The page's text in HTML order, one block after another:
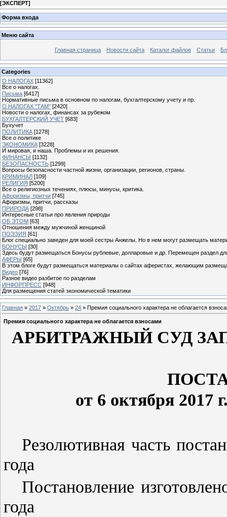
[ЭКСПЕРТ]
Форма входа
Меню сайта
Главная страница Новости сайта Каталог файлов Статьи
Categories
О НАЛОГАХ [11362]
Все о налогах.
Письма [6417]
Нормативные письма в основном по налогам, бухгалтерскому учету и пр.
О НАЛОГАХ "ТАМ" [2420]
Новости о налогах, финансах за рубежом
БУХГАЛТЕРСКИЙ УЧЕТ [683]
Бухучет
ПОЛИТИКА [1278]
Все о политике
ЭКОНОМИКА [3228]
И мировая, и наша. Проблемы и их решения.
ФИНАНСЫ [1132]
БЕЗОПАСНОСТЬ [1299]
Вопросы безопасности частной жизни, организации, регионов, страны.
КРИМИНАЛ [109]
РЕЛИГИЯ [5200]
Все о религиозных течениях, плюсы, минусы, критика.
Афоризмы, притчи [745]
Афоризмы, притчи, рассказы
ПРИРОДА [298]
Интересные статьи про явления природы
ОБ ЭТОМ [63]
Отношения между мужчиной женщиной
ПОЭЗИЯ [61]
Блог специально заведен для моей сестры Анжелы. Но в нем могут размещать
БОНУСЫ [30]
Здесь будут размещаться Бонусы рублевые, долларовые и др. Перемещен раздел
АФЕРЫ [65]
В этом блоге будут размещаться материалы о сайтах аферистах, желающим
Видео [76]
Разное видео разбитое по разделам
ИНФОРПРЕСС [948]
Для размещения статей экономической тематики
Главная » 2017 » Октябрь » 24 » Премия социального характера не облагается
Премия социального характера не облагается взносами
АРБИТРАЖНЫЙ СУД
от 6 октября 2017
Резолютивная часть
года
Постановление
года